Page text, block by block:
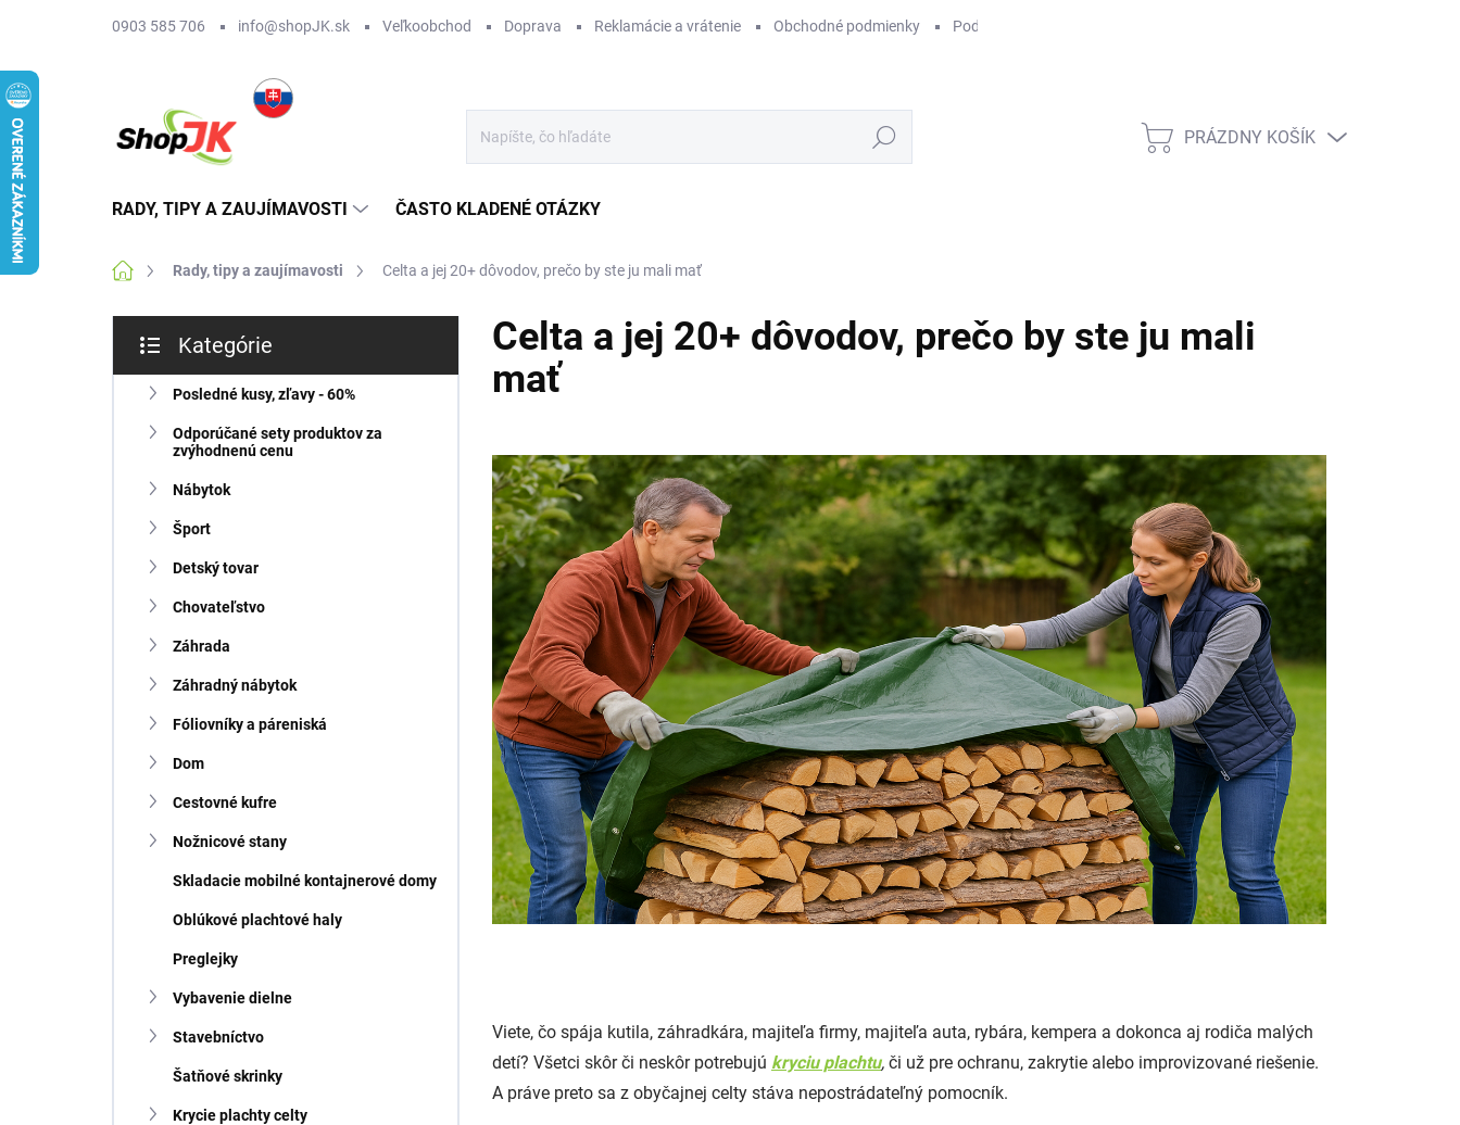
0903 585 706 info@shopJK.sk Veľkoobchod Doprava Reklamácie a vrátenie Obchodné podmienky Podmienky ochrany osobných údajov
Hľadať
NÁKUPNÝ
PRÁZDNY KOŠÍK
RADY, TIPY A ZAUJÍMAVOSTI ČASTO KLADENÉ OTÁZKY
DomovRady, tipy a zaujímavosti Celta a jej 20+ dôvodov, prečo by ste ju mali mať
č
kategórie
Kategórie
Posledné kusy, zľavy - 60%
Odporúčané sety produktov za
zvýhodnenú cenu
Nábytok
Šport
Detský tovar
Chovateľstvo
Záhrada
Záhradný nábytok
Fóliovníky a páreniská
Dom
Cestovné kufre
Nožnicové stany
Skladacie mobilné kontajnerové domy
Oblúkové plachtové haly
Preglejky
Vybavenie dielne
Stavebníctvo
Šatňové skrinky
Krycie plachty celty
Celta a jej 20+ dôvodov, prečo by ste ju mali
mať
Viete, čo spája kutila, záhradkára, majiteľa firmy, majiteľa auta, rybára, kempera a dokonca aj rodiča malých
detí? Všetci skôr či neskôr potrebujú kryciu plachtu, či už pre ochranu, zakrytie alebo improvizované riešenie.
A práve preto sa z obyčajnej celty stáva nepostrádateľný pomocník.